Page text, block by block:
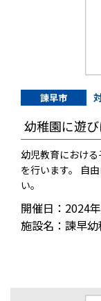
諫早市
幼稚園に遊
幼児教育におけ
を行います。 自
い。
開催日：2024
施設名：諫早幼